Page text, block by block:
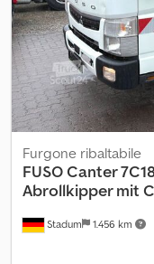
Stadum 1.456 km
Furgone ribaltabile
FUSOCanter
Abrollkipper mit